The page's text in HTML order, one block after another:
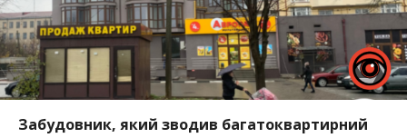
Забудовник, який зводив багатоквартирний